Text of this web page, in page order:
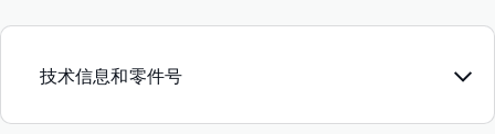
技术信息和零件号